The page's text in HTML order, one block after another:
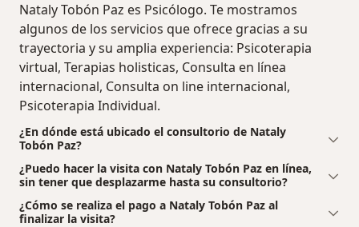
Nataly Tobón Paz es Psicólogo. Te mostramos
algunos de los servicios que ofrece gracias a su
trayectoria y su amplia experiencia: Psicoterapia
virtual, Terapias holisticas, Consulta en línea
internacional, Consulta on line internacional,
Psicoterapia Individual.
¿En dónde está ubicado el consultorio de Nataly
Tobón Paz?
¿Puedo hacer la visita con Nataly Tobón Paz en línea,
sin tener que desplazarme hasta su consultorio?
¿Cómo se realiza el pago a Nataly Tobón Paz al
finalizar la visita?